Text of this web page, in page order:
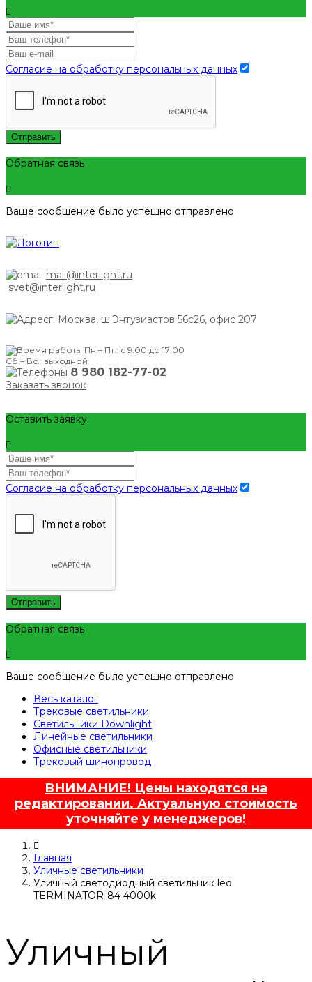
Согласие на обработку персональных данных
Отправить
Обратная связь
Ваше сообщение было успешно отправлено
mail@interlight.ru
svet@interlight.ru
г. Москва, ш.Энтузиастов 56с26, офис 207
Пн.– Пт.: с 9:00 до 17:00
Сб.– Вс.: выходной
8 980 182-77-02
Заказать звонок
Оставить заявку
Согласие на обработку персональных данных
Отправить
Обратная связь
Ваше сообщение было успешно отправлено
Весь каталог
Трековые светильники
Светильники Downlight
Линейные светильники
Офисные светильники
Трековый шинопровод
ВНИМАНИЕ! Цены находятся на
редактировании. Актуальную стоимость
уточняйте у менеджеров!
Главная
Уличные светильники
Уличный светодиодный светильник led
TERMINATOR-84 4000k
Уличный